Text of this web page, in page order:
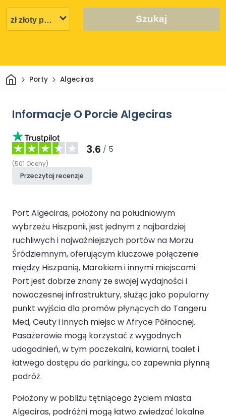
Szukaj
DomPorty Algeciras
Informacje O Porcie Algeciras
3.6 / 5
(501 Oceny)
Przeczytaj recenzje
Port Algeciras, położony na południowym
wybrzeżu Hiszpanii, jest jednym z najbardziej
ruchliwych i najważniejszych portów na Morzu
Śródziemnym, oferującym kluczowe połączenie
między Hiszpanią, Marokiem i innymi miejscami.
Port jest dobrze znany ze swojej wydajności i
nowoczesnej infrastruktury, służąc jako popularny
punkt wyjścia dla promów płynących do Tangeru
Med, Ceuty i innych miejsc w Afryce Północnej.
Pasażerowie mogą korzystać z wygodnych
udogodnień, w tym poczekalni, kawiarni, toalet i
łatwego dostępu do parkingu, co zapewnia płynną
podróż.
Położony w pobliżu tętniącego życiem miasta
Algeciras, podróżni mogą łatwo zwiedzać lokalne